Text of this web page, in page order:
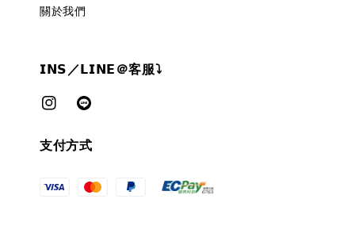
關於我們
𝗜𝗡𝗦／𝗟𝗜𝗡𝗘＠客服⤵︎
支付方式